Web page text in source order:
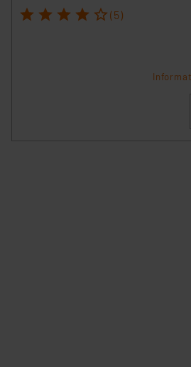
Angemessenheitsbeschluss der
Datenschutz nach EU-Standards
personenbezogene Daten in
Überwachungsprogrammen
hiergegen Klagemöglichkeiten
Unsere Kooperation mit diesen
1 2 3 4 5 (5)